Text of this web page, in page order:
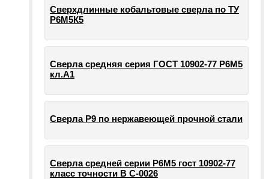
Сверхдлинные кобальтовые сверла по ТУ
Р6М5К5
Сверла средняя серия ГОСТ 10902-77 Р6М5
кл.А1
Сверла Р9 по нержавеющей прочной стали
Сверла средней серии Р6М5 гост 10902-77
класс точности В С-0026